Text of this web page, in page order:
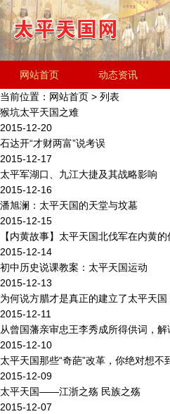
网站首页 动态资讯
历史文化 金田起义研究会
当前位置： 网站首页 > 列表
猴坑太平天国之难
2015-12-20
石达开“才财两富”说考误
2015-12-17
太平军湖口、九江大捷及其战略影响
2015-12-16
潘旭澜：太平天国的天堂与坟墓
2015-12-15
【内黄故事】太平天国北伐军在内黄的
2015-12-14
初中历史说课教案：太平天国运动
2015-12-13
为何说方腊才是真正的建立了太平天国
2015-12-11
从曾国藩亲审忠王李秀成所得供词，解
2015-12-10
太平天国那些“奇葩”改革，你绝对想不
2015-12-09
太平天国——江浙之殇 民族之殇
2015-12-07